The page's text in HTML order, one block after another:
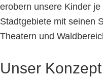
erobern unsere Kinder
Stadtgebiete mit seinen
Theatern und
Unser Konzept